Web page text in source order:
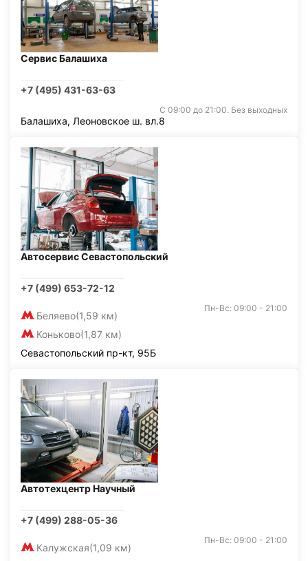
Сервис Балашиха
+7 (495) 431-63-63
С 09:00 до 21:00. Без выходных
Балашиха, Леоновское ш. вл.8
Автосервис Севастопольский
+7 (499) 653-72-12
Беляево(1,59 км)
Коньково(1,87 км)
Пн-Вс: 09:00 - 21:00
Севастопольский пр-кт, 95Б
Автотехцентр Научный
+7 (499) 288-05-36
Калужская(1,09 км)
Пн-Вс: 09:00 - 21:00